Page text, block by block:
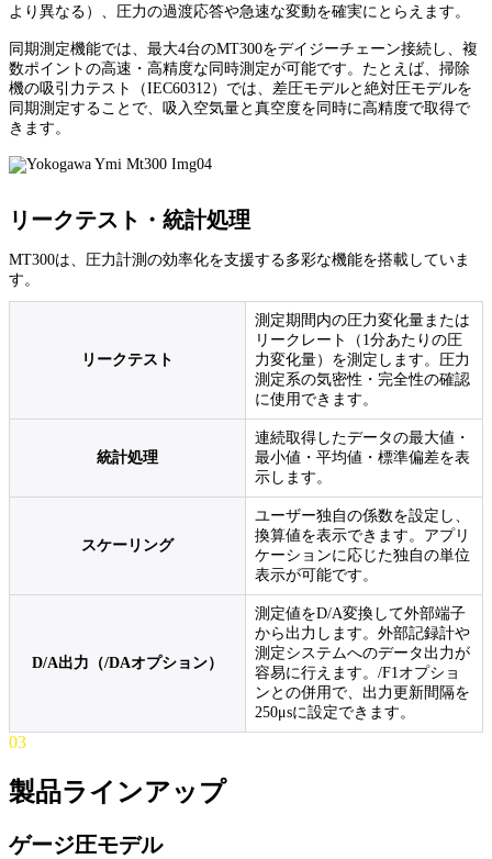
より異なる）、圧力の過渡応答や急速な変動を確実にとらえます。
同期測定機能では、最大4台のMT300をデイジーチェーン接続し、複
数ポイントの高速・高精度な同時測定が可能です。たとえば、掃除
機の吸引力テスト（IEC60312）では、差圧モデルと絶対圧モデルを
同期測定することで、吸入空気量と真空度を同時に高精度で取得で
きます。
リークテスト・統計処理
MT300は、圧力計測の効率化を支援する多彩な機能を搭載していま
す。
リークテスト
測定期間内の圧力変化量または
リークレート（1分あたりの圧
力変化量）を測定します。圧力
測定系の気密性・完全性の確認
に使用できます。
統計処理
連続取得したデータの最大値・
最小値・平均値・標準偏差を表
示します。
スケーリング
ユーザー独自の係数を設定し、
換算値を表示できます。アプリ
ケーションに応じた独自の単位
表示が可能です。
D/A出力（/DAオプション）
測定値をD/A変換して外部端子
から出力します。外部記録計や
測定システムへのデータ出力が
容易に行えます。/F1オプショ
ンとの併用で、出力更新間隔を
250μsに設定できます。
03
製品ラインアップ
ゲージ圧モデル